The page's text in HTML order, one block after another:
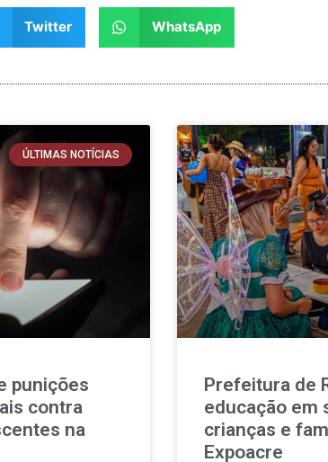
Twitter WhatsApp
ÚLTIMAS NOTÍCIAS
punições
contra
na
Prefeitura de
educação em
crianças e
Expoacre